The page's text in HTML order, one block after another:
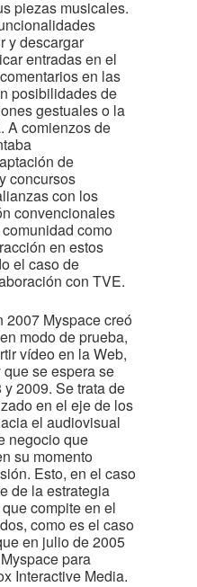
piezas musicales.
y descargar
entradas en el
en las
posibilidades de
gestuales o la
A comienzos de
de
concursos
con los
convencionales
como
en estos
el caso de
con TVE.
2007 Myspace creó
modo de prueba,
vídeo en la Web,
se espera se
2009. Se trata de
en el eje de los
el audiovisual
negocio que
su momento
Esto, en el caso
de la estrategia
compite en el
como es el caso
en julio de 2005
para
Interactive Media.